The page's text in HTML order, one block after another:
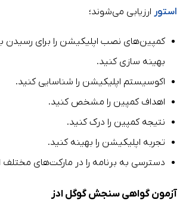
استور ارزیابی می‌شوند؛
کمپین‌های نصب اپلیکیشن را برای
بهینه سازی کنید.
اکوسیستم اپلیکیشن را شناسایی کنید.
اهداف کمپین را مشخص کنید.
نتیجه کمپین را درک کنید.
تجربه اپلیکیشن را بهینه کنید.
دسترسی به برنامه را در مارکت‌های
آزمون گواهی سنجش گوگل ادز